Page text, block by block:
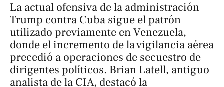
La actual ofensiva de la administración
Trump contra Cuba sigue el patrón
utilizado previamente en Venezuela,
donde el incremento de la vigilancia aérea
precedió a operaciones de secuestro de
dirigentes políticos. Brian Latell, antiguo
analista de la CIA, destacó la